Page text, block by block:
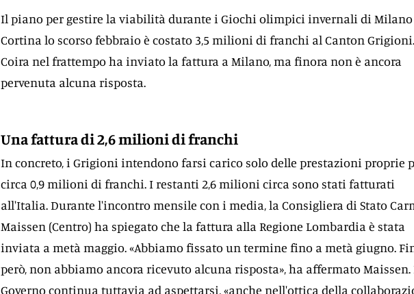
Il piano per gestire la viabilità durante i Giochi olimpici invernali di Milano
Cortina lo scorso febbraio è costato 3,5 milioni di franchi al Canton Grigioni.
Coira nel frattempo ha inviato la fattura a Milano, ma finora non è ancora
pervenuta alcuna risposta.
Una fattura di 2,6 milioni di franchi
In concreto, i Grigioni intendono farsi carico solo delle prestazioni proprie
circa 0,9 milioni di franchi. I restanti 2,6 milioni circa sono stati fatturati
all'Italia. Durante l'incontro mensile con i media, la Consigliera di Stato
Maissen (Centro) ha spiegato che la fattura alla Regione Lombardia è stata
inviata a metà maggio. «Abbiamo fissato un termine fino a metà giugno.
però, non abbiamo ancora ricevuto alcuna risposta», ha affermato Maissen.
Governo continua tuttavia ad aspettarsi, «anche nell'ottica della